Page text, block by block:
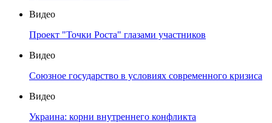
Видео
Проект "Точки Роста" глазами участников
Видео
Союзное государство в условиях современного кризиса
Видео
Украина: корни внутреннего конфликта